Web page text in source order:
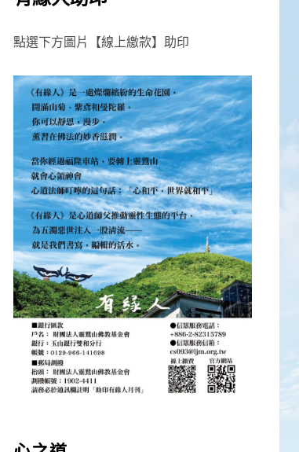
點選下方圖片【線上繳款】助印